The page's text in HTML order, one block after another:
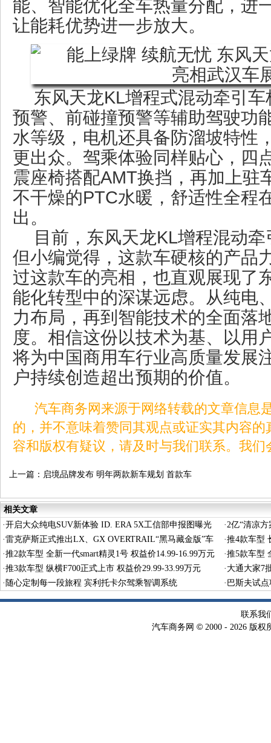
能、智能优化全车热量分配，进
让能耗优势进一步放大。
东风天龙KL增程式混动牵引
预警、前碰撞预警等辅助驾驶功
水等级，电机还具备防溜坡特性
更出众。驾乘体验同样贴心，四
震座椅搭配AMT换挡，再加上驻
不干燥的PTC水暖，舒适性全程
出。
目前，东风天龙KL增程混动
但小编觉得，这款车硬核的产品
过这款车的亮相，也直观展现了
能化转型中的深谋远虑。从纯电
力布局，再到智能技术的全面落
度。相信这份以技术为基、以用
将为中国商用车行业高质量发展
户持续创造超出预期的价值。
汽车商务网来源于网络转载的文章信息
的，并不意味着赞同其观点或证实其内容
容和版权有疑议，请及时与我们联系。我
上一篇： 启境品牌发布 明年两款新车规划 首款车
相关文章
·开启大众纯电SUV新体验 ID. ERA 5X工信部申报图曝光 ·2亿“清凉
·雷克萨斯正式推出LX、GX OVERTRAIL“黑马藏金版”车
型
·推4款车型
·推2款车型 全新一代smart精灵1号 权益价14.99-16.99万元 ·推5款车型
·推3款车型 纵横F700正式上市 权益价29.99-33.99万元 · 大通大家7
· 随心定制每一段旅程 宾利托卡尔驾乘智调系统 · 巴斯夫试
术
联系我
汽车商务网 © 2000 - 2026 版权